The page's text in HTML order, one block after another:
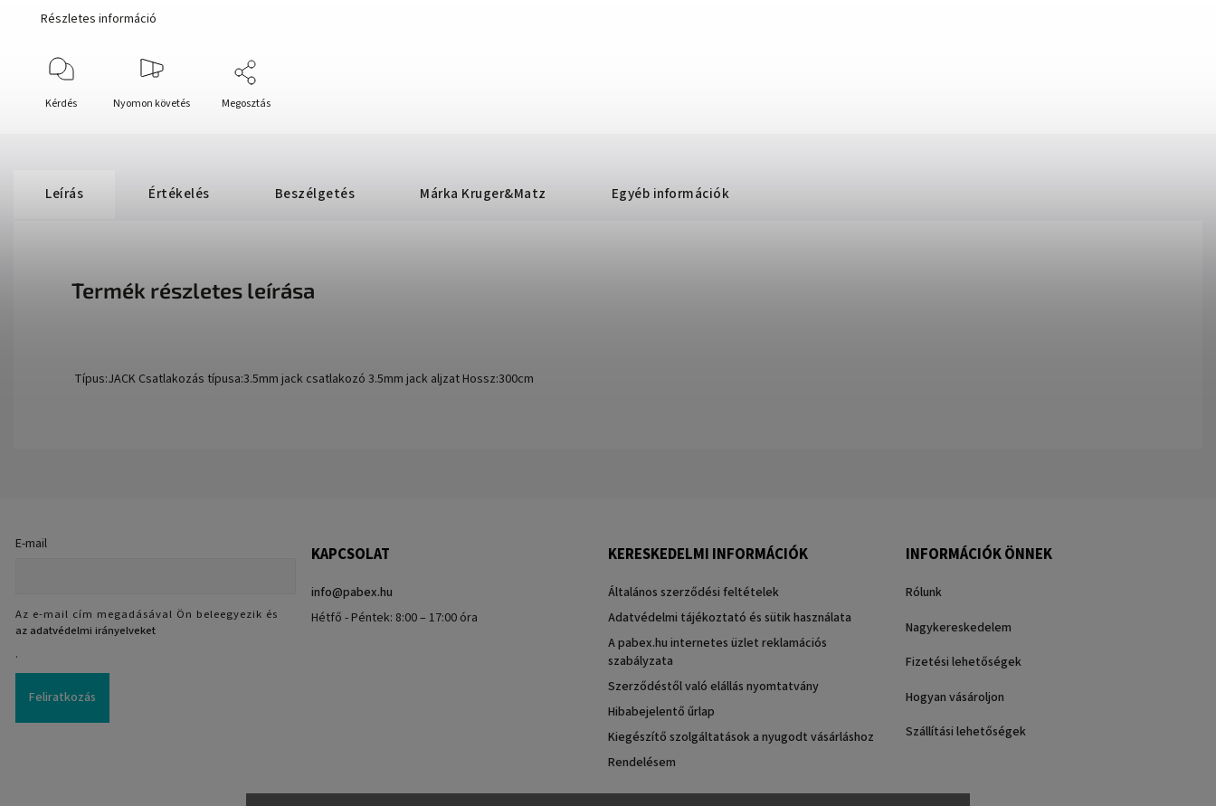
Részletes információ
Kérdés Nyomon követés Megosztás
Leírás Értékelés Beszélgetés Márka Kruger&Matz Egyéb információk
Termék részletes leírása
Típus:JACK Csatlakozás típusa:3.5mm jack csatlakozó 3.5mm jack aljzat Hossz:300cm
E-mail
Az e-mail cím megadásával Ön beleegyezik és
az adatvédelmi irányelveket
.
Feliratkozás
KAPCSOLAT
info@pabex.hu
Hétfő - Péntek: 8:00 – 17:00 óra
KERESKEDELMI INFORMÁCIÓK
Általános szerződési feltételek
Adatvédelmi tájékoztató és sütik használata
A pabex.hu internetes üzlet reklamációs
szabályzata
Szerződéstől való elállás nyomtatvány
Hibabejelentő űrlap
Kiegészítő szolgáltatások a nyugodt vásárláshoz
Rendelésem
INFORMÁCIÓK ÖNNEK
Rólunk
Nagykereskedelem
Fizetési lehetőségek
Hogyan vásároljon
Szállítási lehetőségek